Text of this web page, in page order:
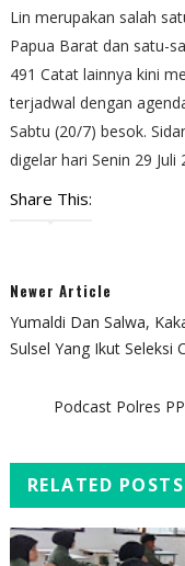
Lin merupakan salah
Papua Barat dan satu-
491 Catat lainnya kini
terjadwal dengan
Sabtu (20/7) besok.
digelar hari Senin 29
Share This:
Newer Article
Yumaldi Dan Salwa,
Sulsel Yang Ikut Seleksi
Podcast Polres
RELATED